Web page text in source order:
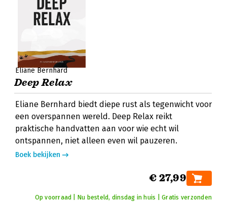
Eliane Bernhard
Deep Relax
Eliane Bernhard biedt diepe rust als tegenwicht voor
een overspannen wereld. Deep Relax reikt
praktische handvatten aan voor wie echt wil
ontspannen, niet alleen even wil pauzeren.
Boek bekijken
€ 27,99
Op voorraad | Nu besteld, dinsdag in huis | Gratis verzonden